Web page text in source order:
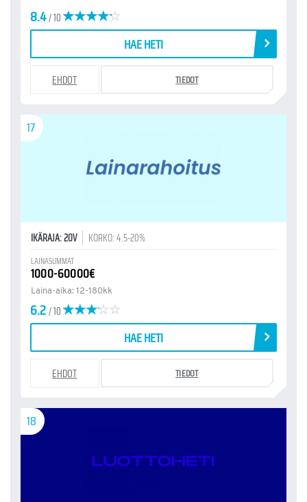
8.4/ 10
HAE HETI
EHDOT TIEDOT
17
IKÄRAJA: 20V KORKO: 4.5-20%
LAINASUMMAT
1000-60000€
Laina-aika: 12-180kk
6.2/ 10
HAE HETI
EHDOT TIEDOT
18